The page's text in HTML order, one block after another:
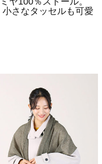
さなタッセルも可愛